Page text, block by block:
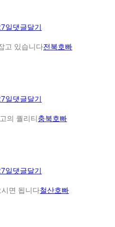
일댓글달기
고 있습니다전북호빠
일댓글달기
의 퀄리티충북호빠
일댓글달기
면 됩니다철산호빠